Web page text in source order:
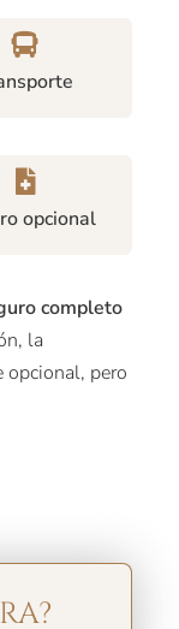
opcional
completo
la
opcional, pero